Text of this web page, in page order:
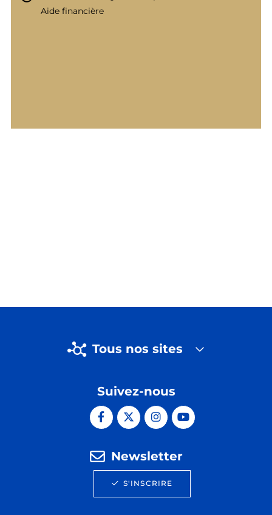
Aide financière
Tous nos sites
Suivez-nous
Newsletter
S'INSCRIRE